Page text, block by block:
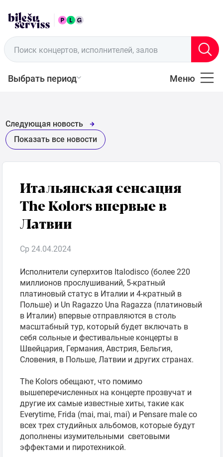
Поиск концертов, исполнителей, залов
Выбрать период Меню
RUS Пункты продажи
Музыка
Театр
Для
семьи
Фестиваль
Семинар
Подарочные
карты
Кино
Поиск на карте
Показать все новости
Следующая новость
Итальянская сенсация
The Kolors впервые в
Латвии
Ср 24.04.2024
Исполнители суперхитов Italodisco (более 220
миллионов прослушиваний, 5-кратный
платиновый статус в Италии и 4-кратный в
Польше) и Un Ragazzo Una Ragazza (платиновый
в Италии) впервые отправляются в столь
масштабный тур, который будет включать в
себя сольные и фестивальные концерты в
Швейцария, Германия, Австрия, Бельгия,
Словения, в Польше, Латвии и других странах.
The Kolors обещают, что помимо
вышеперечисленных на концерте прозвучат и
другие их самые известные хиты, такие как
Everytime, Frida (mai, mai, mai) и Pensare male со
всех трех студийных альбомов, которые будут
дополнены изумительными световыми
эффектами и пиротехникой.